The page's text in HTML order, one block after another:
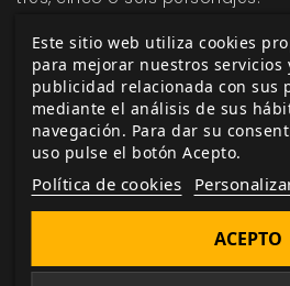
Comienza el ciclo de Xarkaz
Me gusta esto
Este sitio web utiliza cookies
para mejorar nuestros servicios
publicidad relacionada con sus
mediante el análisis de sus
navegación. Para dar su
uso pulse el botón Acepto.
Política de cookies
ACEPTO